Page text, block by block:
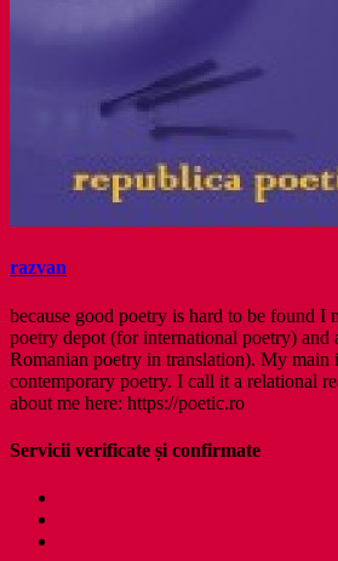
razvan
because good poetry is hard to be found I
poetry depot (for international poetry) and
Romanian poetry in translation). My main
contemporary poetry. I call it a relational
about me here: https://poetic.ro
Servicii verificate și confirmate